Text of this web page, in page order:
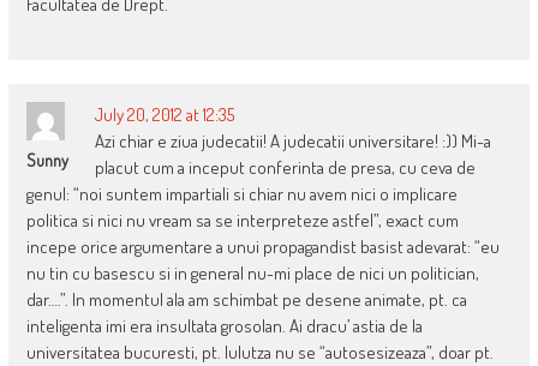
Sunny
July 20, 2012 at 12:35
Azi chiar e ziua judecatii! A judecatii universitare! :)) Mi-a
placut cum a inceput conferinta de presa, cu ceva de
genul: “noi suntem impartiali si chiar nu avem nici o implicare
politica si nici nu vream sa se interpreteze astfel”, exact cum
incepe orice argumentare a unui propagandist basist adevarat: “eu
nu tin cu basescu si in general nu-mi place de nici un politician,
dar….”. In momentul ala am schimbat pe desene animate, pt. ca
inteligenta imi era insultata grosolan. Ai dracu’ astia de la
universitatea bucuresti, pt. lulutza nu se “autosesizeaza”, doar pt.